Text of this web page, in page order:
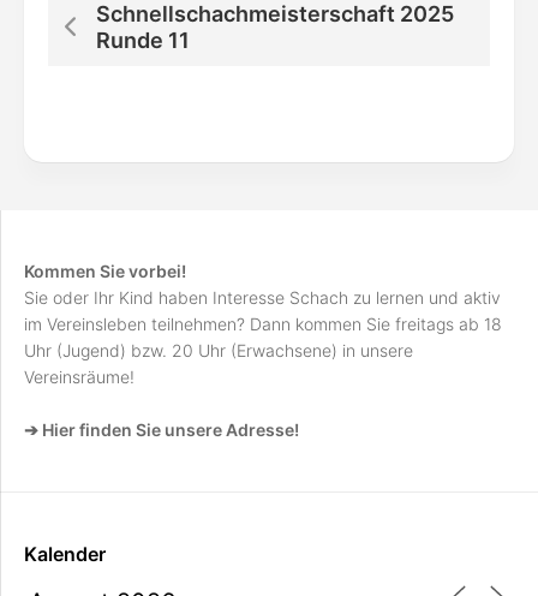
Schnellschachmeisterschaft 2025
Runde 11
Kommen Sie vorbei!
Sie oder Ihr Kind haben Interesse Schach zu lernen und aktiv
im Vereinsleben teilnehmen? Dann kommen Sie freitags ab 18
Uhr (Jugend) bzw. 20 Uhr (Erwachsene) in unsere
Vereinsräume!
➔ Hier finden Sie unsere Adresse!
Kalender